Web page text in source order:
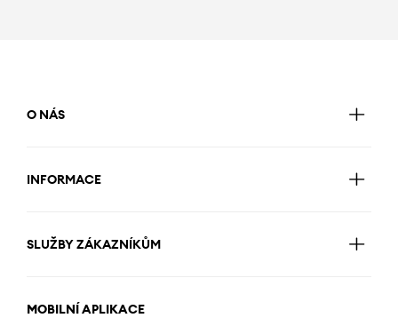
O NÁS
INFORMACE
SLUŽBY ZÁKAZNÍKŮM
MOBILNÍ APLIKACE